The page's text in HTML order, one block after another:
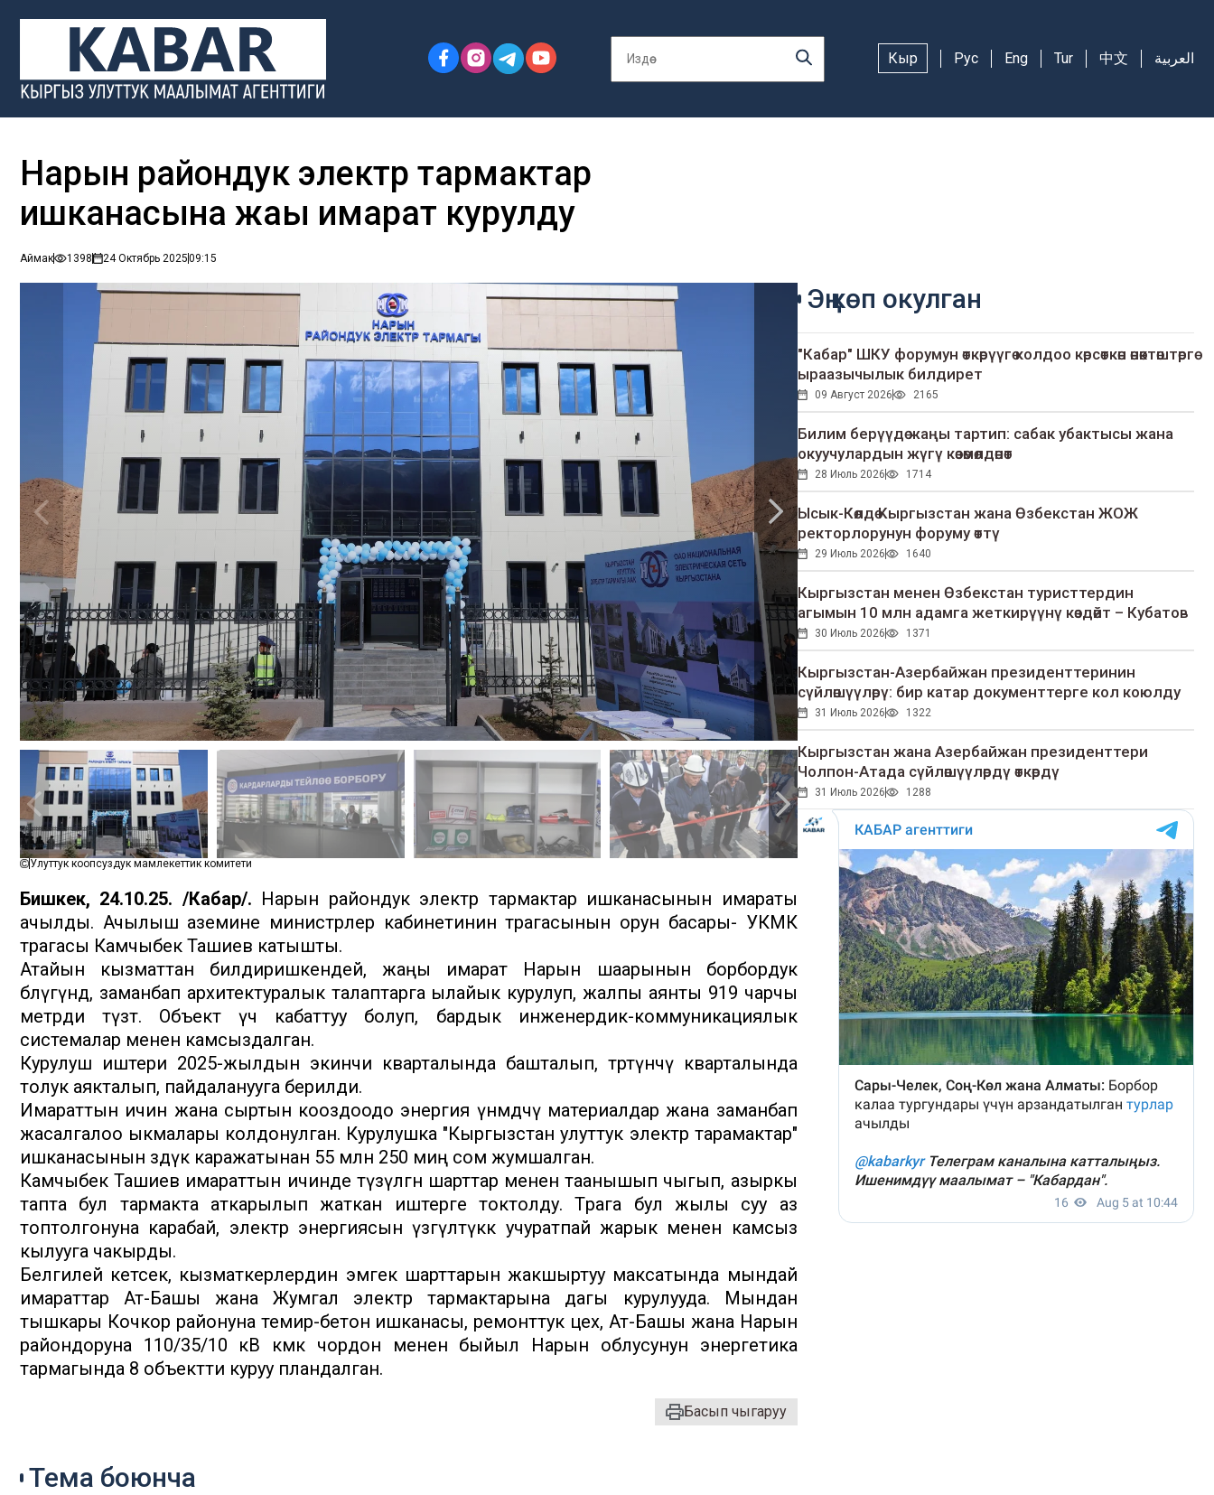
Кыр Рус Eng Tur 中文 العربية
Нарын райондук электр тармактар
ишканасына жаңы имарат курулду
Аймак 1398 24 Октябрь 202509:15
Улуттук коопсуздук мамлекеттик комитети
Бишкек, 24.10.25. /Кабар/. Нарын райондук электр тармактар ишканасынын имараты
ачылды. Ачылыш аземине министрлер кабинетинин төрагасынын орун басары- УКМК
төрагасы Камчыбек Ташиев катышты.
Атайын кызматтан билдиришкендей, жаңы имарат Нарын шаарынын борбордук
бөлүгүндө, заманбап архитектуралык талаптарга ылайык курулуп, жалпы аянты 919 чарчы
метрди түзөт. Объект үч кабаттуу болуп, бардык инженердик-коммуникациялык
системалар менен камсыздалган.
Курулуш иштери 2025-жылдын экинчи кварталында башталып, төртүнчү кварталында
толук аякталып, пайдаланууга берилди.
Имараттын ичин жана сыртын кооздоодо энергия үнөмдөөчү материалдар жана заманбап
жасалгалоо ыкмалары колдонулган. Курулушка "Кыргызстан улуттук электр тарамактар"
ишканасынын өздүк каражатынан 55 млн 250 миң сом жумшалган.
Камчыбек Ташиев имараттын ичинде түзүлгөн шарттар менен таанышып чыгып, азыркы
тапта бул тармакта аткарылып жаткан иштерге токтолду. Төрага бул жылы суу аз
топтолгонуна карабай, электр энергиясын үзгүлтүккө учуратпай жарык менен камсыз
кылууга чакырды.
Белгилей кетсек, кызматкерлердин эмгек шарттарын жакшыртуу максатында мындай
имараттар Ат-Башы жана Жумгал электр тармактарына дагы курулууда. Мындан
тышкары Кочкор районуна темир-бетон ишканасы, ремонттук цех, Ат-Башы жана Нарын
райондоруна 110/35/10 кВ көмөк чордон менен быйыл Нарын облусунун энергетика
тармагында 8 объектти куруу пландалган.
Басып чыгаруу
Эң көп окулган
"Кабар" ШКУ форумун өткөрүүгө колдоо көрсөткөн өнөктөштөргө
ыраазычылык билдирет
09 Август 2026 2165
Билим берүүдө жаңы тартип: сабак убактысы жана
окуучулардын жүгү көзөмөлдөнөт
28 Июль 2026 1714
Ысык-Көлдө Кыргызстан жана Өзбекстан ЖОЖ
ректорлорунун форуму өттү
29 Июль 2026 1640
Кыргызстан менен Өзбекстан туристтердин
агымын 10 млн адамга жеткирүүнү көздөйт – Кубатов
30 Июль 2026 1371
Кыргызстан-Азербайжан президенттеринин
сүйлөшүүлөрү: бир катар документтерге кол коюлду
31 Июль 2026 1322
Кыргызстан жана Азербайжан президенттери
Чолпон-Атада сүйлөшүүлөрдү өткөрдү
31 Июль 2026 1288
Тема боюнча